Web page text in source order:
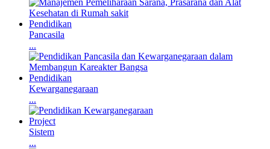
Pendidikan
Pancasila
...
Pendidikan
Kewarganegaraan
...
Project
Sistem
...